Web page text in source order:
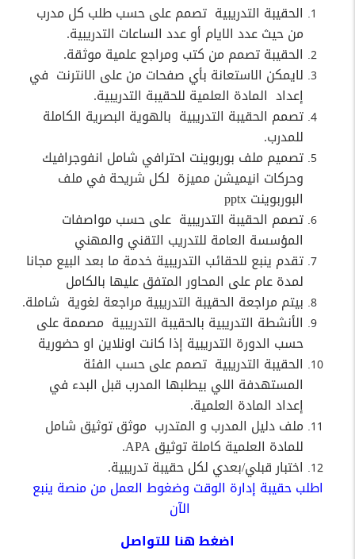
الحقيبة التدريبية تصمم على حسب طلب كل مدرب
من حيث عدد الايام أو عدد الساعات التدريبية.
الحقيبة تصمم من كتب ومراجع علمية موثقة.
لايمكن الاستعانة بأي صفحات من على الانترنت في
إعداد المادة العلمية للحقيبة التدريبية.
تصمم الحقيبة التدريبية بالهوية البصرية الكاملة
للمدرب.
تصميم ملف بوربوينت احترافي شامل انفوجرافيك
وحركات انيميشن مميزة لكل شريحة في ملف
البوربوينت pptx
تصمم الحقيبة التدريبية على حسب مواصفات
المؤسسة العامة للتدريب التقني والمهني
تقدم ينبع للحقائب التدريبية خدمة ما بعد البيع مجانا
لمدة عام على المحاور المتفق عليها بالكامل
بيتم مراجعة الحقيبة التدريبية مراجعة لغوية شاملة.
الأنشطة التدريبية بالحقيبة التدريبية مصممة على
حسب الدورة التدريبية إذا كانت اونلاين او حضورية
الحقيبة التدريبية تصمم على حسب الفئة
المستهدفة اللي بيطلبها المدرب قبل البدء في
إعداد المادة العلمية.
ملف دليل المدرب و المتدرب موثق توثيق شامل
للمادة العلمية كاملة توثيق APA.
اختبار قبلي/بعدي لكل حقيبة تدريبية.
اطلب حقيبة إدارة الوقت وضغوط العمل من منصة ينبع
الآن
اضغطهنا للتواصل